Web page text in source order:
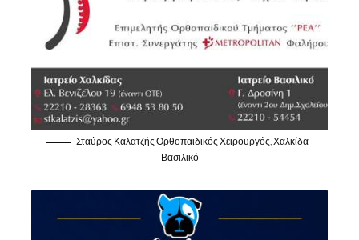
Σταύρος Καλατζής Ορθοπαιδικός Χειρουργός, Χαλκίδα -
Βασιλικό